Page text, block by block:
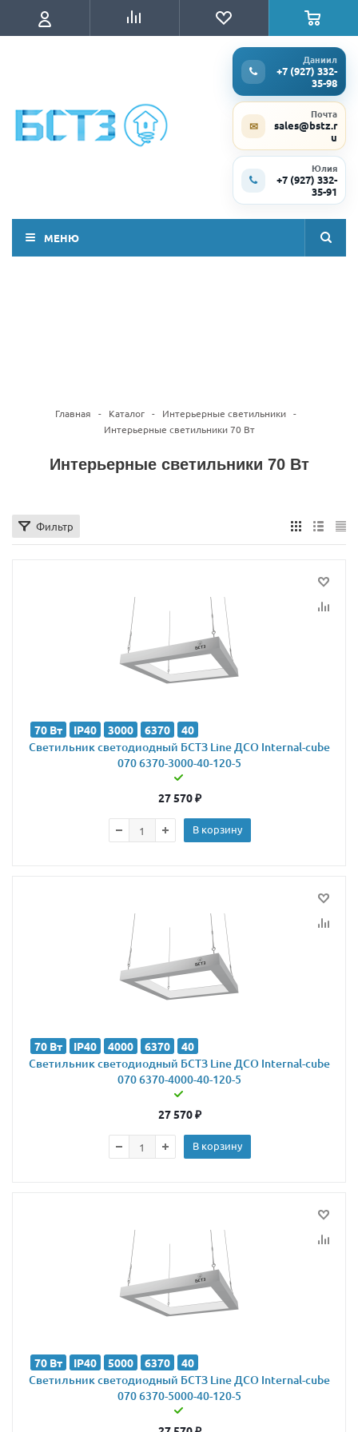
Даниил
+7 (927) 332-
35-98
✉
Почта
sales@bstz.r
u
Юлия
+7 (927) 332-
35-91
МЕНЮ
Главная - Каталог - Интерьерные светильники -
Интерьерные светильники 70 Вт
Интерьерные светильники 70 Вт
Фильтр
70 Вт IP40 3000 6370 40
Светильник светодиодный БСТЗ Line ДСО Internal-cube
070 6370-3000-40-120-5
27 570₽
В корзину
70 Вт IP40 4000 6370 40
Светильник светодиодный БСТЗ Line ДСО Internal-cube
070 6370-4000-40-120-5
27 570₽
В корзину
70 Вт IP40 5000 6370 40
Светильник светодиодный БСТЗ Line ДСО Internal-cube
070 6370-5000-40-120-5